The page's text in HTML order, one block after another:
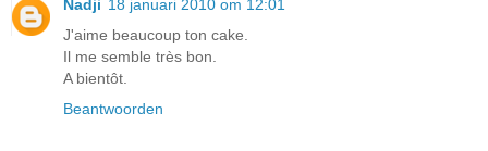
Nadji 18 januari 2010 om 12:01
J'aime beaucoup ton cake.
Il me semble très bon.
A bientôt.
Beantwoorden